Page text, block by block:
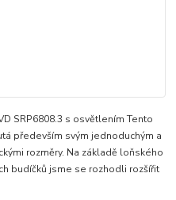
SRP6808.3 s osvětlením Tento
především svým jednoduchým a
rozměry. Na základě loňského
budíčků jsme se rozhodli rozšířit